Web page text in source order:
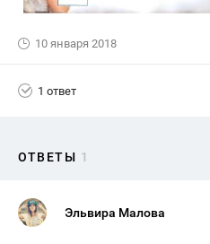
10 января 2018
1 ответ
ОТВЕТЫ 1
Эльвира Малова